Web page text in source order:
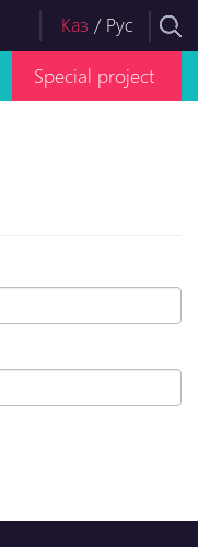
Каз / Рус
Special project